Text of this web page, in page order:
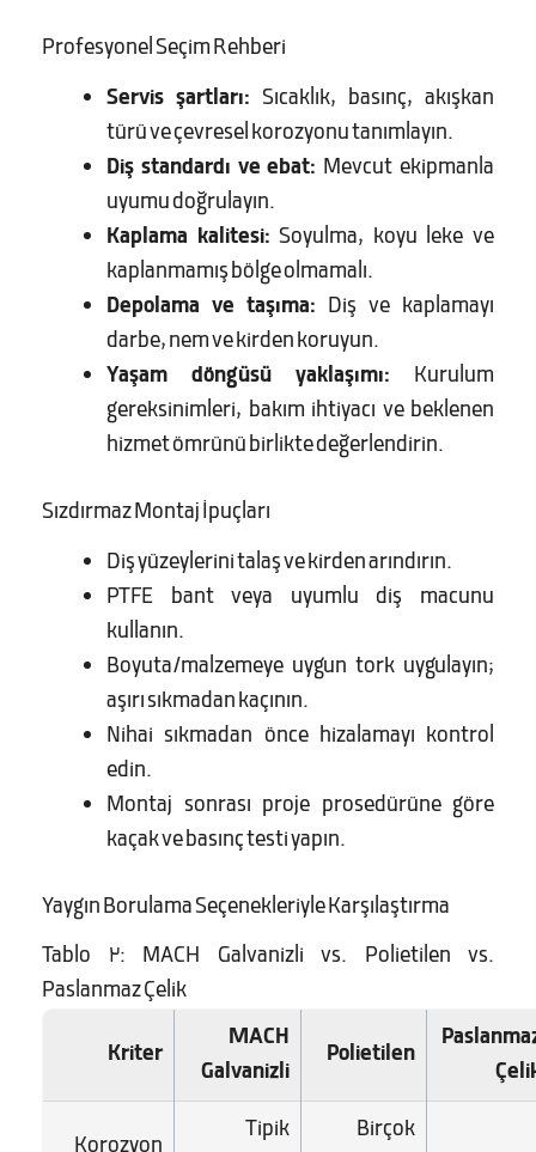
Profesyonel Seçim Rehberi
Servis şartları: Sıcaklık, basınç, akışkan
türü ve çevresel korozyonu tanımlayın.
Diş standardı ve ebat: Mevcut ekipmanla
uyumu doğrulayın.
Kaplama kalitesi: Soyulma, koyu leke ve
kaplanmamış bölge olmamalı.
Depolama ve taşıma: Diş ve kaplamayı
darbe, nem ve kirden koruyun.
Yaşam döngüsü yaklaşımı: Kurulum
gereksinimleri, bakım ihtiyacı ve beklenen
hizmet ömrünü birlikte değerlendirin.
Sızdırmaz Montaj İpuçları
Diş yüzeylerini talaş ve kirden arındırın.
PTFE bant veya uyumlu diş macunu
kullanın.
Boyuta/malzemeye uygun tork uygulayın;
aşırı sıkmadan kaçının.
Nihai sıkmadan önce hizalamayı kontrol
edin.
Montaj sonrası proje prosedürüne göre
kaçak ve basınç testi yapın.
Yaygın Borulama Seçenekleriyle Karşılaştırma
Tablo 2: MACH Galvanizli vs. Polietilen vs.
Paslanmaz Çelik
Kriter
MACH
Galvanizli
Polietilen
Tipik
Birçok